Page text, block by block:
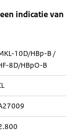
indicatie van
10D/HBp-B /
8D/HBpO-B